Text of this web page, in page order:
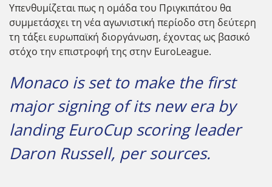
Υπενθυμίζεται πως η ομάδα του Πριγκιπάτου θα
συμμετάσχει τη νέα αγωνιστική περίοδο στη δεύτερη
τη τάξει ευρωπαϊκή διοργάνωση, έχοντας ως βασικό
στόχο την επιστροφή της στην EuroLeague.
Monaco is set to make the first
major signing of its new era by
landing EuroCup scoring leader
Daron Russell, per sources.